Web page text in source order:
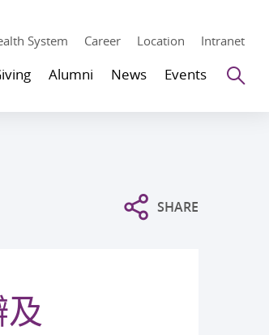
System Career Location Intranet
Alumni News Events
SHARE